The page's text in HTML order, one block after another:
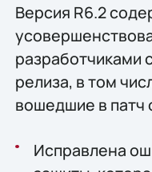
Версия R6.2
разработчиками
релиза, в том
вошедшие в патч
Исправлена